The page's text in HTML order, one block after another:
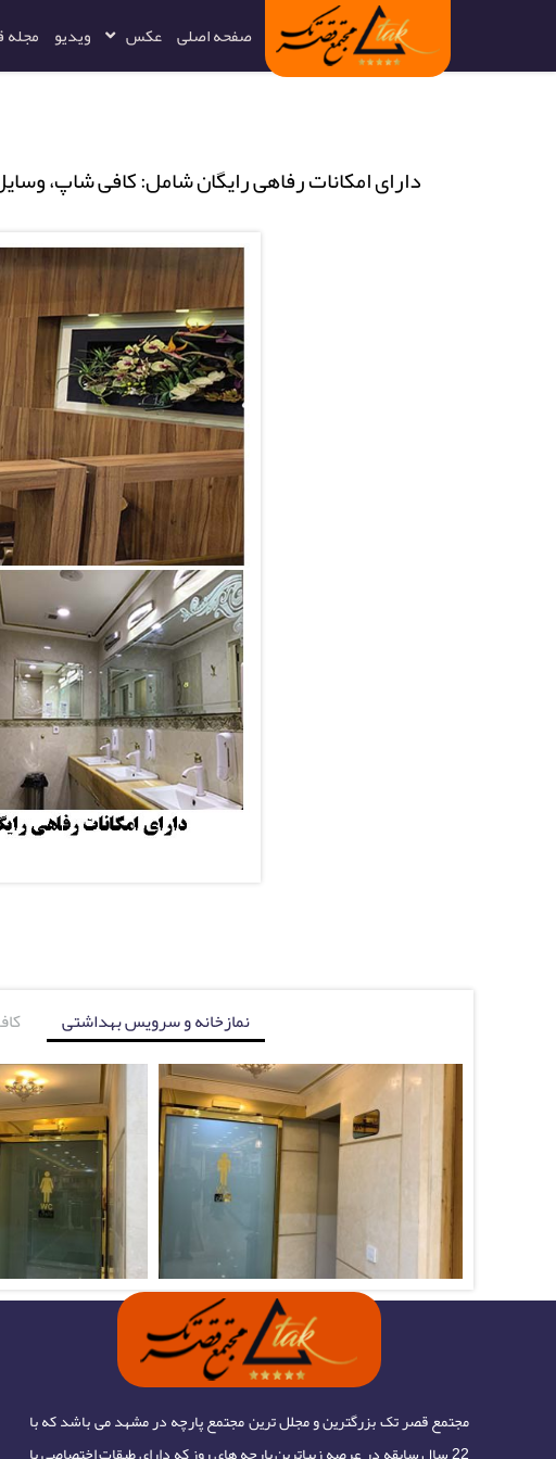
صفحه اصلی عکس ویدیو
دارای امکانات رفاهی رایگان شامل: کافی شاپ،
نمازخانه و سرویس بهداشتی
مجتمع قصر تک بزرگترین و مجلل ترین مجتمع پارچه در مشهد می باشد که با